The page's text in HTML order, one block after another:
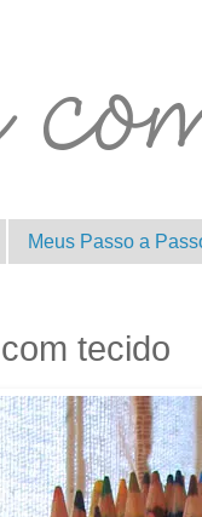
Meus Passo a
tecido